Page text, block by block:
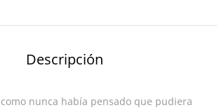
Descripción
nunca había pensado que pudiera